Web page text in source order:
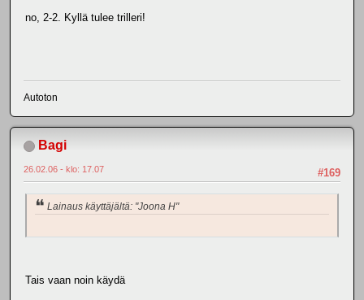
no, 2-2. Kyllä tulee trilleri!
Autoton
Bagi
#169
26.02.06 - klo: 17.07
Lainaus käyttäjältä: "Joona H"
Tais vaan noin käydä